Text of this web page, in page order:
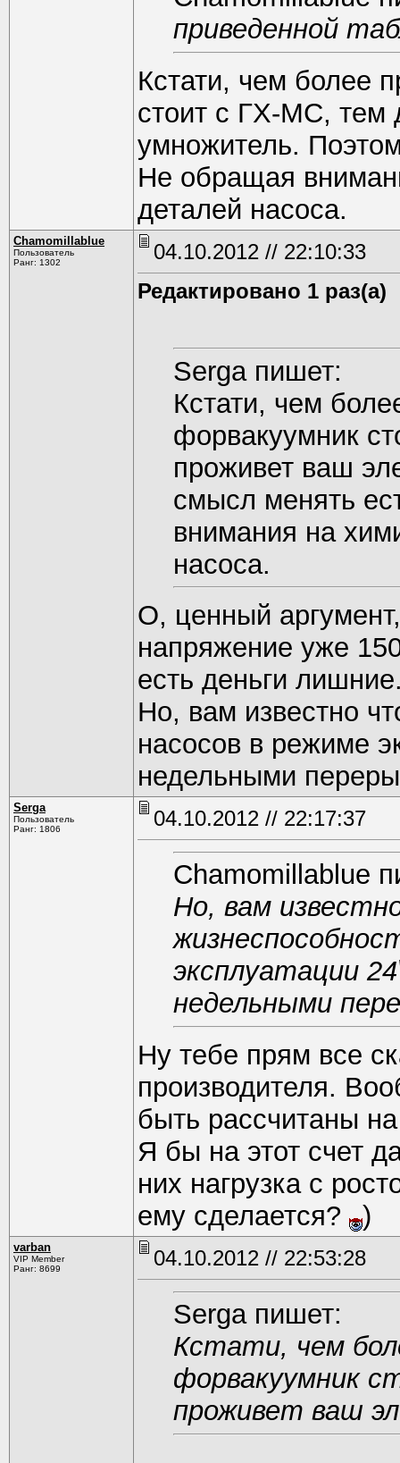
приведенной
Кстати, чем более
стоит с ГХ-МС, тем
умножитель.
Не обращая
деталей насоса.
Chamomillablue
Пользователь
Ранг: 1302
04.10.2012 // 22:10:33
Редактировано 1 раз(а)
Serga пишет:
Кстати, чем
форвакуумник
проживет ваш
смысл менять
внимания на
насоса.
О, ценный
напряжение уже
есть деньги
Но, вам известно
насосов в режиме
недельными
Serga
Пользователь
Ранг: 1806
04.10.2012 // 22:17:37
Chamomillablue
Но, вам
эксплуатации
недельными
Ну тебе прям все
производителя.
быть рассчитаны
Я бы на этот счет
них нагрузка с
ему сделается?
)
varban
VIP Member
Ранг: 8699
04.10.2012 // 22:53:28
Serga пишет:
Кстати, чем
форвакуумник
проживет ваш